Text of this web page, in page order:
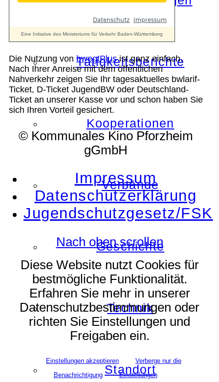
Tätigkeitsberichte
Kooperationen
Verbände
Geschichte
Technik
Standort
Die Nutzung von bwegtPlusist ganz einfach.
Nach Ihrer Anreise mit dem öffentlichen
Nahverkehr zeigen Sie Ihr tagesaktuelles bwlarif-
Ticket, D-Ticket JugendBW oder Deutschland-
Ticket an unserer Kasse vor und schon haben Sie
sich Ihren Vorteil gesichert.
© Kommunales Kino Pforzheim
gGmbH
Impressum
Datenschutzerklärung
Jugendschutzgesetz/FSK
Nach oben scrollen
Diese Website nutzt Cookies für
bestmögliche Funktionalität.
Erfahren Sie mehr in unserer
Datenschutzbestimmungen oder
richten Sie Einstellungen und
Freigaben ein.
Einstellungen akzeptieren
Verberge nur die
Benachrichtigung
Einstellungen